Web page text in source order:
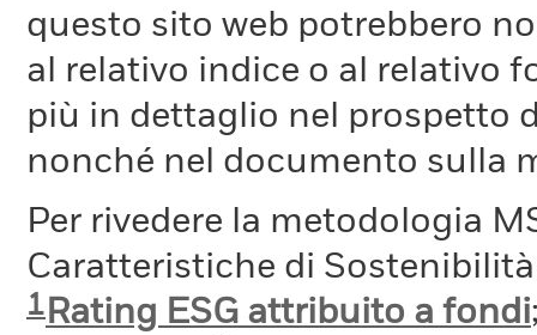
questo sito web potrebbero
al relativo indice o al relativo
più in dettaglio nel prospetto
nonché nel documento sulla
Per rivedere la metodologia
Caratteristiche di
1Rating ESG attribuito a fondi